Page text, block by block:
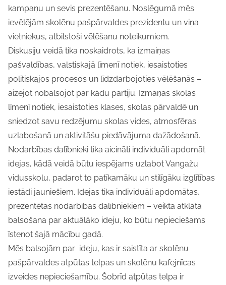
kampaņu un sevis prezentēšanu. Noslēgumā mēs
ievēlējām skolēnu pašpārvaldes prezidentu un viņa
vietniekus, atbilstoši vēlēšanu noteikumiem.
Diskusiju veidā tika noskaidrots, ka izmaiņas
pašvaldības, valstiskajā līmenī notiek, iesaistoties
politiskajos procesos un līdzdarbojoties vēlēšanās –
aizejot nobalsojot par kādu partiju. Izmaņas skolas
līmenī notiek, iesaistoties klases, skolas pārvaldē un
sniedzot savu redzējumu skolas vides, atmosfēras
uzlabošanā un aktivitāšu piedāvājuma dažādošanā.
Nodarbības dalībnieki tika aicināti individuāli apdomāt
idejas, kādā veidā būtu iespējams uzlabot Vangažu
vidusskolu, padarot to patīkamāku un stilīgāku izglītības
iestādi jauniešiem. Idejas tika individuāli apdomātas,
prezentētas nodarbības dalībniekiem – veikta atklāta
balsošana par aktuālāko ideju, ko būtu nepieciešams
īstenot šajā mācību gadā.
Mēs balsojām par ideju, kas ir saistīta ar skolēnu
pašpārvaldes atpūtas telpas un skolēnu kafejnīcas
izveides nepieciešamību. Šobrīd atpūtas telpa ir